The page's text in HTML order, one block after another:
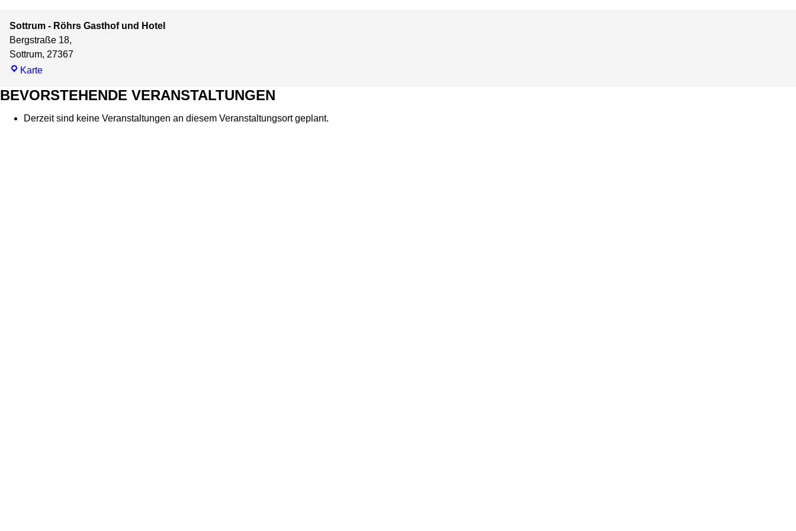
Sottrum - Röhrs Gasthof und Hotel
Bergstraße 18,
Sottrum, 27367
Karte
Röhrs
und
BEVORSTEHENDE VERANSTALTUNGEN
Derzeit sind keine Veranstaltungen an diesem Veranstaltungsort geplant.